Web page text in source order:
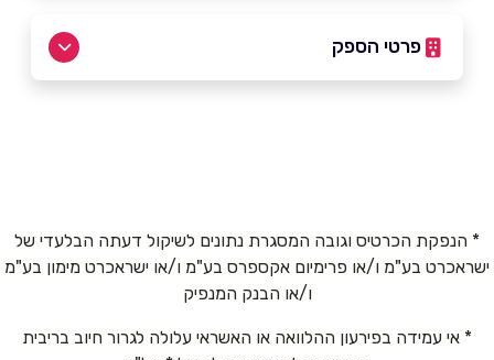
פרטי הספק
שם מלא*
טלפון*
* הנפקת הכרטיס וגובה המסגרת נתונים לשיקול דעתה הבלעדי של
ישראכרט בע"מ ו/או פרימיום אקספרס בע"מ ו/או ישראכרט מימון בע"מ
ו/או הבנק המנפיק
* אי עמידה בפירעון ההלוואה או האשראי עלולה לגרור חיוב בריבית